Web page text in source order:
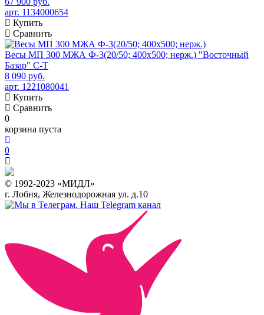
арт. 1134000654
Купить
Сравнить
Весы МП 300 МЖА Ф-3(20/50; 400х500; нерж.) "Восточный
Базар" С-Т
8 090 руб.
арт. 1221080041
Купить
Сравнить
0
корзина пуста
0
© 1992-2023 «МИДЛ»
г. Лобня, Железнодорожная ул. д.10
Наш Telegram канал